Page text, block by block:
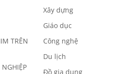
TRÊN
NGHIỆP
Xây dựng
Giáo dục
Công nghệ
Du lịch
Đồ gia dụng